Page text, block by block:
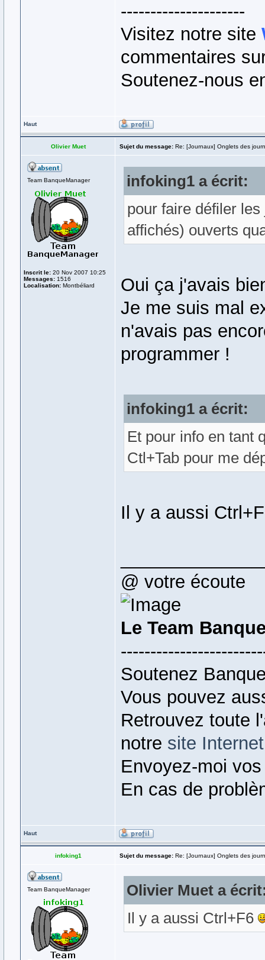
---------------------
Visitez notre site
commentaires
Soutenez-nous
Haut
Olivier Muet Sujet du message: Re: [Journaux] Onglets des
Team BanqueManager
Inscrit le: 20 Nov 2007 10:25
Messages: 1516
Localisation: Montbéliard
infoking1 a écrit:
pour faire défiler
affichés) ouverts
Oui ça j'avais
Je me suis mal
n'avais pas
programmer !
infoking1 a écrit:
Et pour info en tant
Ctl+Tab pour me
Il y a aussi
@ votre écoute
Le Team
Soutenez
Vous pouvez
Retrouvez toute
notre site Internet
Envoyez-moi
En cas de
Haut
infoking1 Sujet du message: Re: [Journaux] Onglets des
Team BanqueManager
Olivier Muet a
Il y a aussi Ctrl+F6